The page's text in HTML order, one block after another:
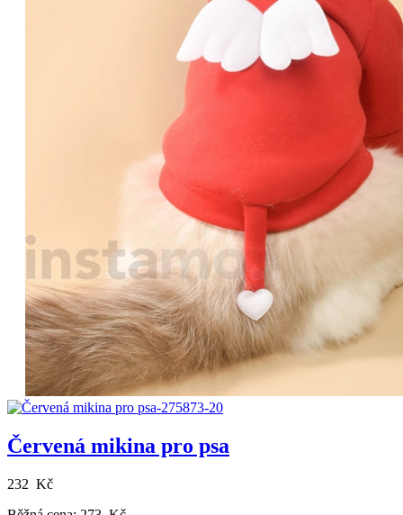
Červená mikina pro psa
232 Kč